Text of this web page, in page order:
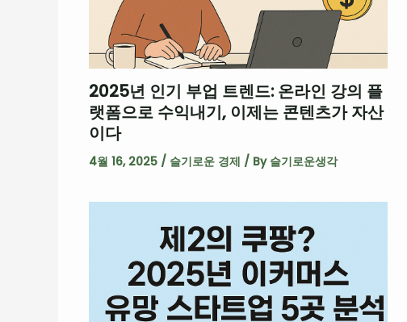
2025년 인기 부업 트렌드: 온라인 강의 플
랫폼으로 수익내기, 이제는 콘텐츠가 자산
이다
4월 16, 2025 / 슬기로운 경제 / By 슬기로운생각